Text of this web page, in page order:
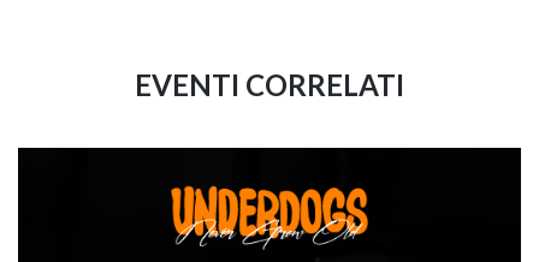
EVENTI CORRELATI